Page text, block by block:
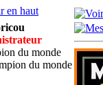
en haut
du monde